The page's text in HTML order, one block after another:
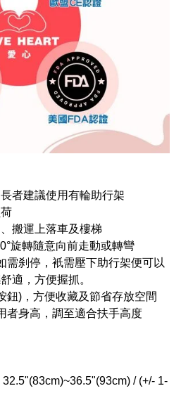
者建議使用有輪助行架
搬運上落車及樓梯
旋轉隨意向前走動或轉彎
需刹停，衹需壓下助行架便可以
適，方便握抓。
鈕)，方便收藏及節省存放空間
者身高，調至適合扶手高度
/ (+/- 1-